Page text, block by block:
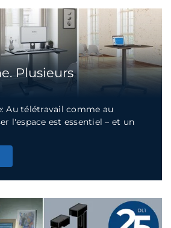
Plusieurs
Au télétravail comme au
l'espace est essentiel – et un